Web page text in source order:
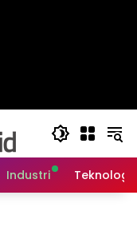
Industri Teknologi